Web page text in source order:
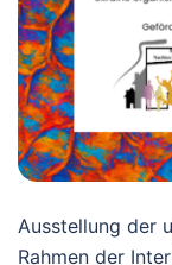
Ausstellung der
Rahmen der